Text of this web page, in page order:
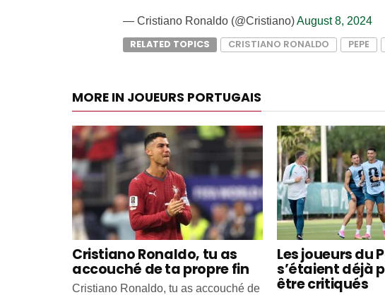
— Cristiano Ronaldo (@Cristiano)August 8, 2024
RELATED TOPICS
CRISTIANO RONALDO PEPE
MORE IN JOUEURS PORTUGAIS
Cristiano Ronaldo, tu as
accouché de ta propre fin
Cristiano Ronaldo, tu as accouché de
Les joueurs du
s’étaient déjà
être critiqués